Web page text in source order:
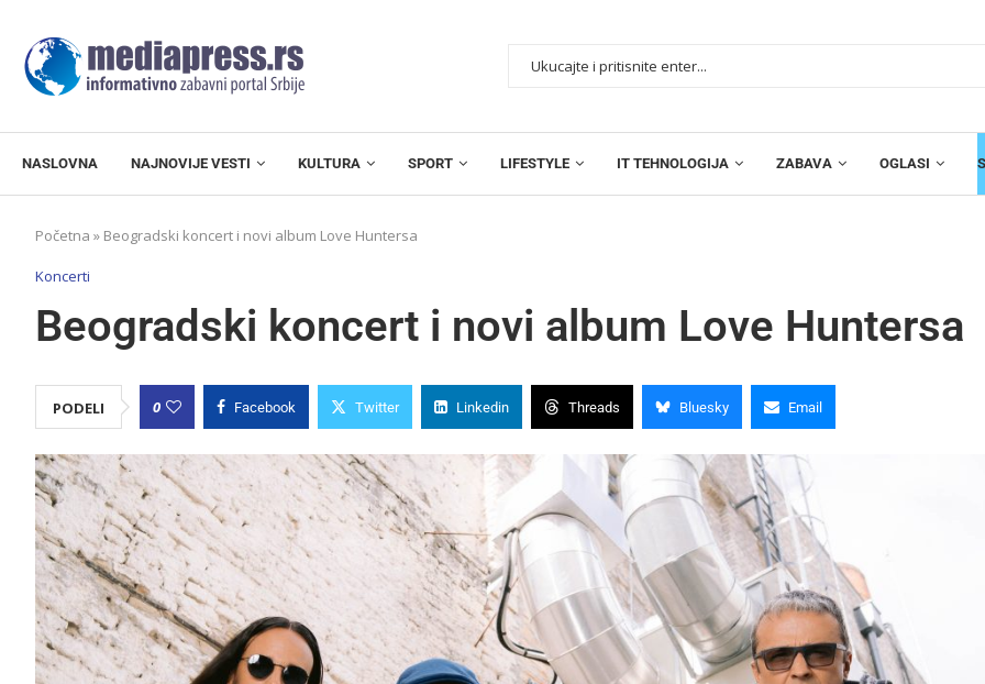
NASLOVNA NAJNOVIJE VESTI KULTURA SPORT LIFESTYLE IT TEHNOLOGIJA ZABAVA OGLASI
Početna » Beogradski koncert i novi album Love Huntersa
Koncerti
Beogradski koncert i novi album Love Huntersa
PODELI 0 Facebook Twitter Linkedin Threads Bluesky Email